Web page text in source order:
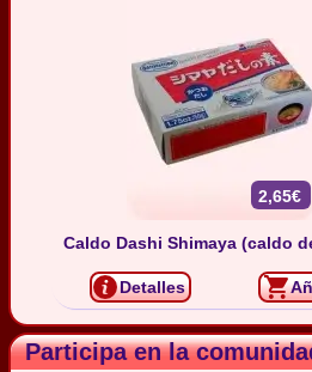
2,65€
Caldo Dashi Shimaya (caldo
Detalles
Participa en la